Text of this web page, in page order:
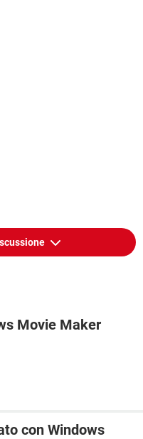
Movie Maker
con Windows